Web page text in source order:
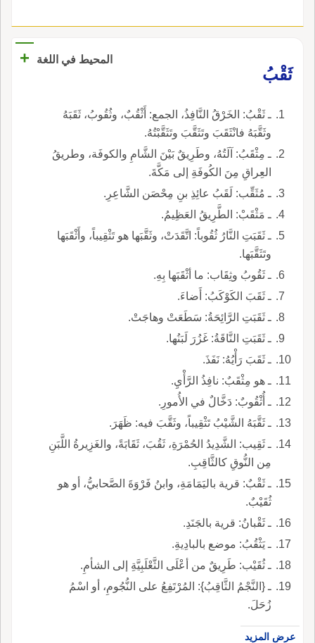
المحيط في اللغة
+
ثَقْبُ
ـ ثَقْبُ: الخَرْقُ النَّافِذُ، الجمع: أَثْقُبٌ، وثُقُوبُ، ثَقَبَهُ
وثَقَّبَهُ فانْثَقَبَ وتَثَقَّبَ وتَثَقَّبْتُهُ.
ـ مِثْقَبُ: آلَتُهُ، وطَرِيقٌ بَيْنَ الشَّامِ والكوفَة، وطريقُ
العِراقِ مِنَ الكُوفَةِ إلى مَكَّةَ.
ـ مُثَقِّب: لَقَبُ عائِذِ بنِ مِحْصَن الشَّاعِرِ.
ـ مَثْقَبْ: الطَّرِيقُ العَظِيمُ.
ـ ثَقَبَتِ النَّارُ ثُقُوباً: اتَّقَدَتْ، وثَقَّبَها هو تَثْقِيباً، وأَثْقَبَها
وتَثَقَّبَها.
ـ ثَقُوبُ وثِقَاب: ما أثْقَبَها بِهِ.
ـ ثَقَبَ الكَوْكَبُ: أَضاءَ.
ـ ثَقَبَتِ الرَّائِحَةُ: سَطَعَتْ وهاجَتْ.
ـ ثَقَبَتِ النَّاقَةُ: غَزُرَ لَبَنُها.
ـ ثَقَبَ رَأْيُهُ: نَفَذَ.
ـ هو مِثْقَبٌ: نافِذُ الرَّأْيِ.
ـ أُثْقُوبٌ: دَخَّالٌ في الأُمورِ.
ـ ثَقَّبَهُ الشَّيْبُ تَثْقِيباً، وثَقَّبَ فيه: ظَهَرَ.
ـ ثَقِيب: الشَّدِيدُ الحُمْرَةِ، ثَقُبَ، ثَقَابَةً، والغَزِيرةُ اللَّبَنِ
مِن النُّوقِ كالثَّاقِبِ.
ـ ثَقْبٌ: قرية باليَمَامَةِ، وابنُ فَرْوَةَ الصَّحابيُّ، أو هو
ثُقَيْبٌ.
ـ ثَقْبانُ: قرية بالجَنَدِ.
ـ يَثْقُبُ: موضع بالبادِيةِ.
ـ ثُقَيْب: طَرِيقٌ من أعْلَى الثَّعْلَبِيَّةِ إلى الشأمِ.
ـ {النَّجْمُ الثَّاقِبُ}: المُرْتَفِعُ على النُّجُومِ، أو اسْمُ
زُحَلَ.
عرض المزيد